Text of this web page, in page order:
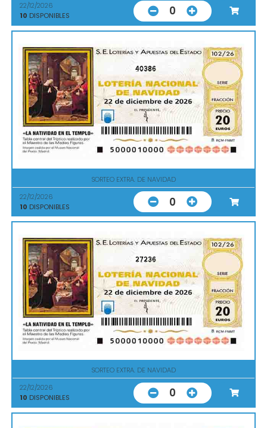
22/12/2026
10 DISPONIBLES 0
40386
SORTEO EXTRA. DE NAVIDAD
22/12/2026
10 DISPONIBLES 0
27236
SORTEO EXTRA. DE NAVIDAD
22/12/2026
10 DISPONIBLES 0